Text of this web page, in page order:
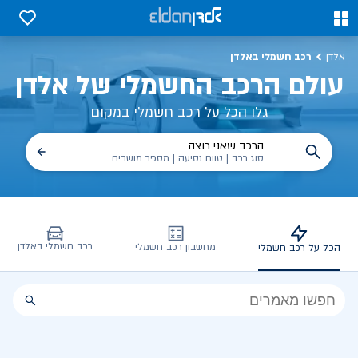
0
0
אלדן רכב חשמלי באלדן
עולם הרכב החשמלי של אלדן
גלו הכל על רכב חשמלי במקום
הרכב שאני רוצה
סוג רכב | טווח נסיעה | מספר מושבים
הכל על רכב חשמלי מחשבון רכב חשמלי רכב חשמלי באלדן
הכל
הכל על רכב חשמלי, שימושים, טכנולוגיה וכל מה שכדי לדעת | אלדן